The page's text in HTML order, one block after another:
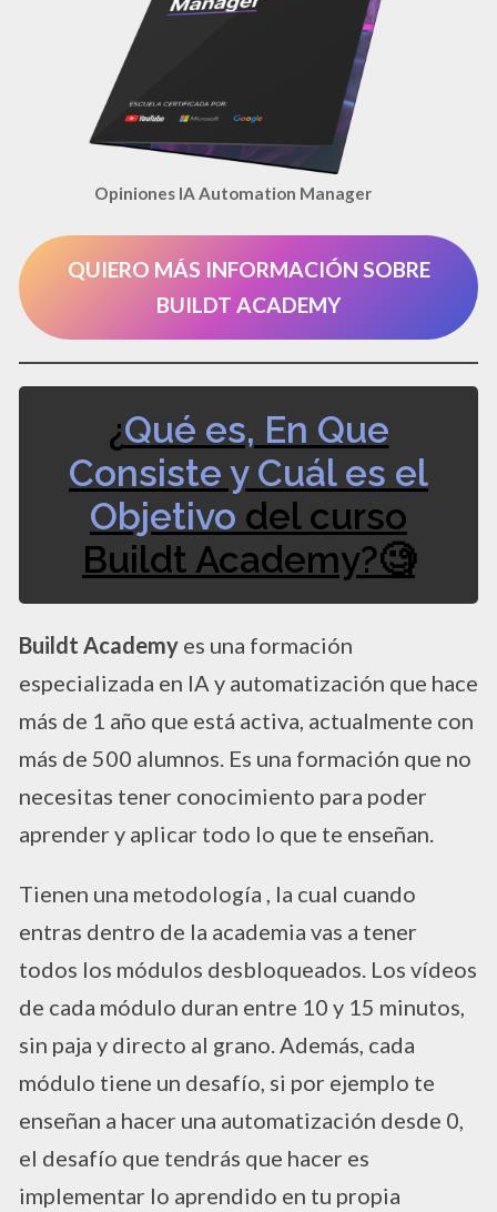
Opiniones IA Automation Manager
QUIERO MÁS INFORMACIÓN SOBRE
BUILDT ACADEMY
¿Qué es, En Que
Consiste y Cuál es el
Objetivo del curso
Buildt Academy?​🧐​
Buildt Academy es una formación
especializada en IA y automatización que hace
más de 1 año que está activa, actualmente con
más de 500 alumnos. Es una formación que no
necesitas tener conocimiento para poder
aprender y aplicar todo lo que te enseñan.
Tienen una metodología , la cual cuando
entras dentro de la academia vas a tener
todos los módulos desbloqueados. Los vídeos
de cada módulo duran entre 10 y 15 minutos,
sin paja y directo al grano. Además, cada
módulo tiene un desafío, si por ejemplo te
enseñan a hacer una automatización desde 0,
el desafío que tendrás que hacer es
implementar lo aprendido en tu propia